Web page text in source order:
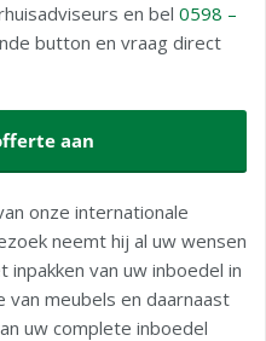
en bel 0598 –
button en vraag direct
aan
onze internationale
neemt hij al uw wensen
van uw inboedel in
meubels en daarnaast
uw complete inboedel